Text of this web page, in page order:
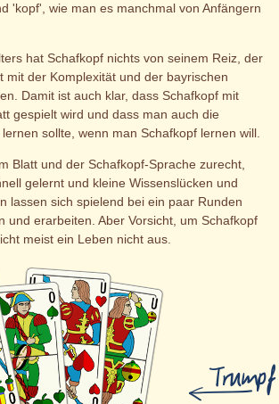
'kopf', wie man es manchmal von Anfängern
hat Schafkopf nichts von seinem Reiz, der
mit der Komplexität und der bayrischen
Damit ist auch klar, dass Schafkopf mit
gespielt wird und dass man auch die
lernen sollte, wenn man Schafkopf lernen will.
Blatt und der Schafkopf-Sprache zurecht,
gelernt und kleine Wissenslücken und
lassen sich spielend bei ein paar Runden
und erarbeiten. Aber Vorsicht, um Schafkopf
meist ein Leben nicht aus.